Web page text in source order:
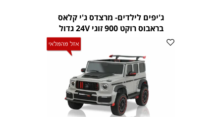
ג'יפים לילדים- מרצדס ג'י קלאס
בראבוס רוקט 900 זוגי 24V גדול